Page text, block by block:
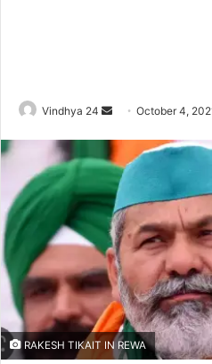
Vindhya 24
Send
email
October 4,
RAKESH TIKAIT IN REWA